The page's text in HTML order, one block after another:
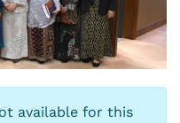
available for this